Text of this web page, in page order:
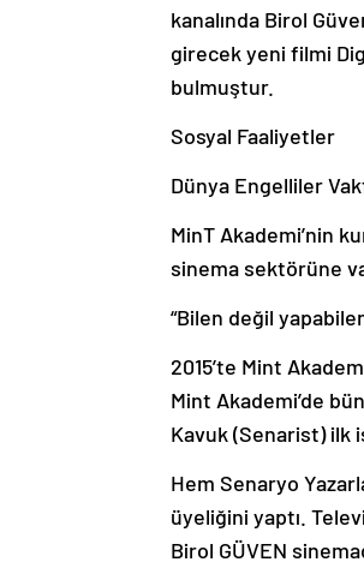
kanalında Birol
girecek yeni filmi
bulmuştur.
Sosyal Faaliyetler
Dünya Engelliler
MinT Akademi’nin
sinema sektörüne
“Bilen değil
2015’te Mint
Mint Akademi’de
Kavuk (Senarist) ilk
Hem Senaryo
üyeliğini yaptı.
Birol GÜVEN